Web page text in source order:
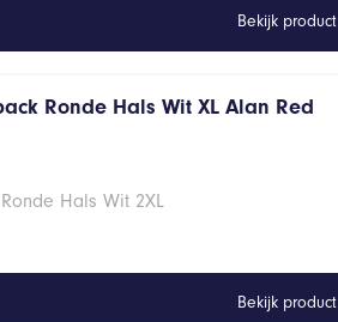
Bekijk product
Ronde Hals Wit XL Alan Red
Hals Wit 2XL
Bekijk product